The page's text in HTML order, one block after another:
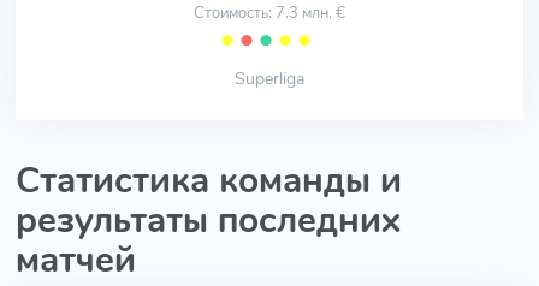
Стоимость: 7.3 млн. €
⬤ ⬤ ⬤ ⬤ ⬤
Superliga
Статистика команды и
результаты последних
матчей